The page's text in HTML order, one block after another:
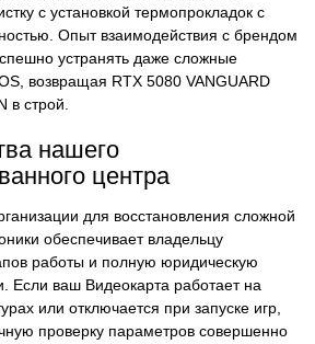
с установкой термопрокладок с
Опыт взаимодействия с брендом
устранять даже сложные
возвращая RTX 5080 VANGUARD
в строй.
нашего
центра
для восстановления сложной
обеспечивает владельцу
работы и полную юридическую
Если ваш Видеокарта работает на
или отключается при запуске игр,
проверку параметров совершенно